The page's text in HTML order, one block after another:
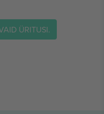
ÜRITUSI.